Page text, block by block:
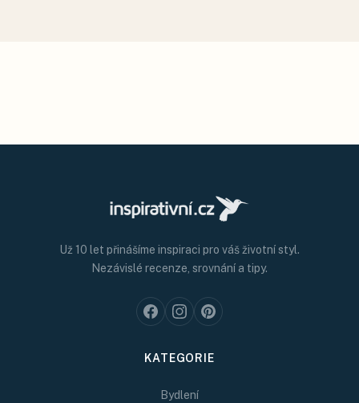
Už 10 let přinášíme inspiraci pro váš životní styl.
Nezávislé recenze, srovnání a tipy.
KATEGORIE
Bydlení